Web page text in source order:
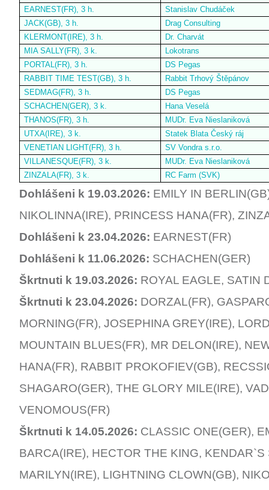
EARNEST(FR), 3 h.
Stanislav Chudáček
JACK(GB), 3 h.
Drag Consulting
KLERMONT(IRE), 3 h.
Dr. Charvát
MIA SALLY(FR), 3 k.
Lokotrans
PORTAL(FR), 3 h.
DS Pegas
RABBIT TIME TEST(GB), 3 h.
Rabbit Trhový Štěpánov
SEDMAG(FR), 3 h.
DS Pegas
SCHACHEN(GER), 3 k.
Hana Veselá
THANOS(FR), 3 h.
MUDr. Eva Nieslaniková
UTXA(IRE), 3 k.
Statek Blata Český ráj
VENETIAN LIGHT(FR), 3 h.
SV Vondra s.r.o.
VILLANESQUE(FR), 3 k.
MUDr. Eva Nieslaniková
ZINZALA(FR), 3 k.
RC Farm (SVK)
Dohlášeni k 19.03.2026: EMILY IN
NIKOLINNA(IRE), PRINCESS HANA(FR),
Dohlášeni k 23.04.2026: EARNEST(FR)
Dohlášeni k 11.06.2026: SCHACHEN(GER)
Škrtnuti k 19.03.2026: ROYAL EAGLE, SATIN
Škrtnuti k 23.04.2026: DORZAL(FR),
MORNING(FR), JOSEPHINA GREY(IRE),
MOUNTAIN BLUES(FR), MR DELON(IRE),
HANA(FR), RABBIT PROKOFIEV(GB),
SHAGARO(GER), THE GLORY MILE(IRE),
VENOMOUS(FR)
Škrtnuti k 14.05.2026: CLASSIC ONE(GER),
BARCA(IRE), HECTOR THE KING,
MARILYN(IRE), LIGHTNING CLOWN(GB),